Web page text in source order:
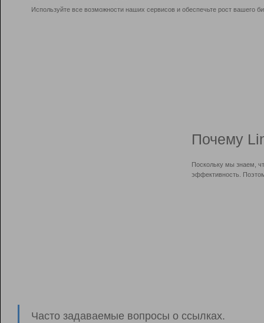
Используйте все возможности наших сервисов и обеспечьте рост вашего
Почему
Поскольку мы знаем,
эффективность.
Часто задаваемые вопросы о ссылках.